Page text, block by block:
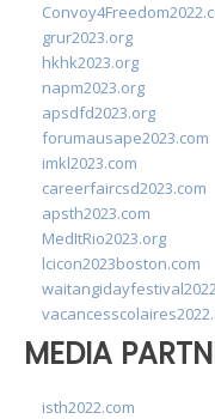
grur2023.org
hkhk2023.org
napm2023.org
apsdfd2023.org
forumausape2023.com
imkl2023.com
careerfaircsd2023.com
apsth2023.com
MedItRio2023.org
lcicon2023boston.com
MEDIA
isth2022.com